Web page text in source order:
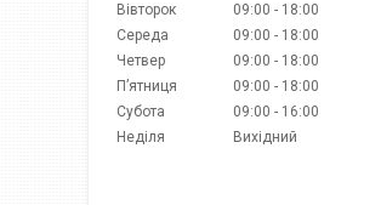
Вівторок
09:00
18:00
Середа
09:00
18:00
Четвер
09:00
18:00
Пʼятниця
09:00
18:00
Субота
09:00
16:00
Неділя
Вихідний